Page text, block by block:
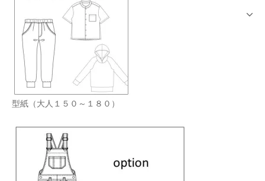
型紙（大人１５０～１８０）